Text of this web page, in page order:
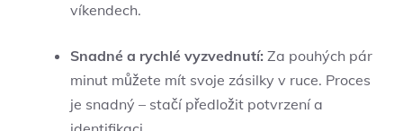
víkendech.
Snadné a rychlé vyzvednutí: Za pouhých pár
minut můžete mít svoje zásilky v ruce. Proces
je snadný – stačí předložit potvrzení a